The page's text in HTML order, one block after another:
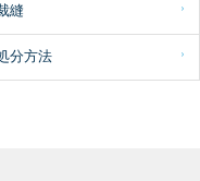
縫
分方法